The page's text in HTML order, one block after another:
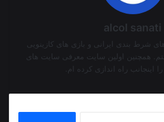
alcol sanati
شرط بندی ایرانی و بازی های کازینویی
از سال 1395 هستم. همچنین اولین سایت معرفی سایت های
اینجانب راه اندازی کرده ام.